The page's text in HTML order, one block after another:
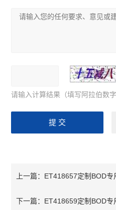
请输入计算结果（填写阿拉伯数
上一篇： ET418657定制BOD
下一篇： ET418659定制BOD